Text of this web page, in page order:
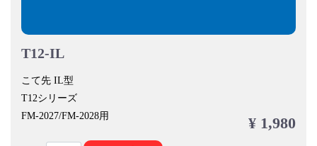
T12-IL
こて先 IL型
T12シリーズ
FM-2027/FM-2028用
¥ 1,980